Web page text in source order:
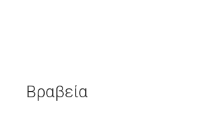
Βραβεία